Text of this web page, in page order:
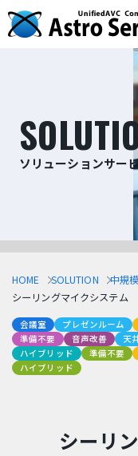
ソリューションサー
HOME SOLUTION
中規
シーリングマイクシステム
会議室 プレゼンルーム
準備不要
音声改善 天
ハイブリッド
準備不要
ハイブリッド
シーリ